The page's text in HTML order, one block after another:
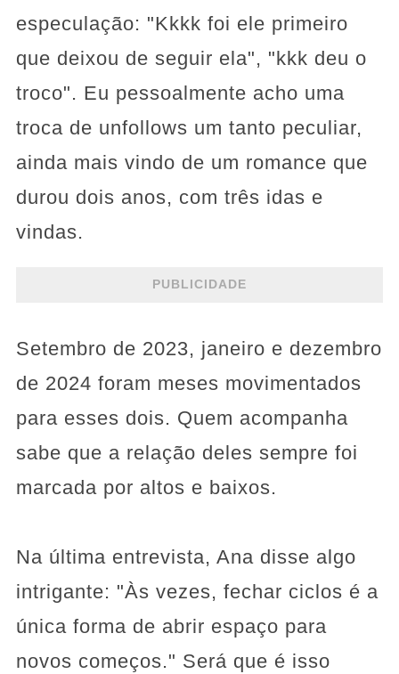
especulação: "Kkkk foi ele primeiro
que deixou de seguir ela", "kkk deu o
troco". Eu pessoalmente acho uma
troca de unfollows um tanto peculiar,
ainda mais vindo de um romance que
durou dois anos, com três idas e
vindas.
PUBLICIDADE
Setembro de 2023, janeiro e dezembro
de 2024 foram meses movimentados
para esses dois. Quem acompanha
sabe que a relação deles sempre foi
marcada por altos e baixos.
Na última entrevista, Ana disse algo
intrigante: "Às vezes, fechar ciclos é a
única forma de abrir espaço para
novos começos." Será que é isso